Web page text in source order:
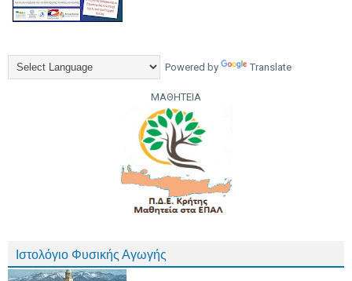
Powered by Translate
ΜΑΘΗΤΕΙΑ
Ιστολόγιο Φυσικής Αγωγής